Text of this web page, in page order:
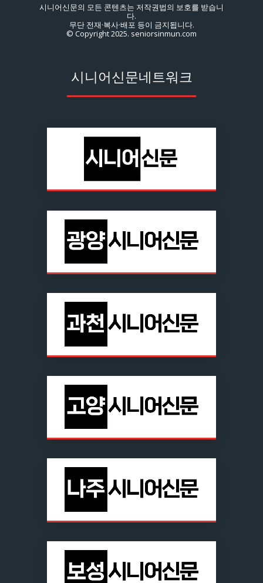
시니어신문의 모든 콘텐츠는 저작권법의 보호를 받습니
다.
무단 전재·복사·배포 등이 금지됩니다.
© Copyright 2025. seniorsinmun.com
시니어신문네트워크